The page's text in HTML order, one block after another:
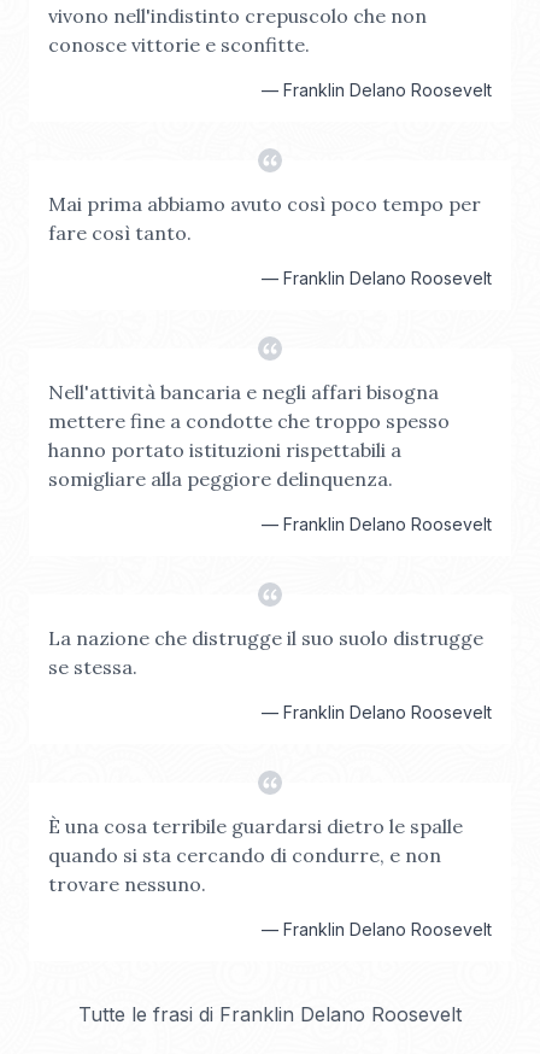
vivono nell'indistinto crepuscolo che non
conosce vittorie e sconfitte.
— Franklin Delano Roosevelt
Mai prima abbiamo avuto così poco tempo per
fare così tanto.
— Franklin Delano Roosevelt
Nell'attività bancaria e negli affari bisogna
mettere fine a condotte che troppo spesso
hanno portato istituzioni rispettabili a
somigliare alla peggiore delinquenza.
— Franklin Delano Roosevelt
La nazione che distrugge il suo suolo distrugge
se stessa.
— Franklin Delano Roosevelt
È una cosa terribile guardarsi dietro le spalle
quando si sta cercando di condurre, e non
trovare nessuno.
— Franklin Delano Roosevelt
Tutte le frasi di Franklin Delano Roosevelt